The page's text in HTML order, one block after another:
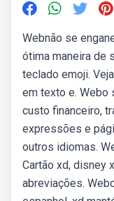
Webnão se
ótima maneira de
teclado emoji.
em texto e.
custo financeiro,
expressões e
outros idiomas.
Cartão xd, disney
abreviações.